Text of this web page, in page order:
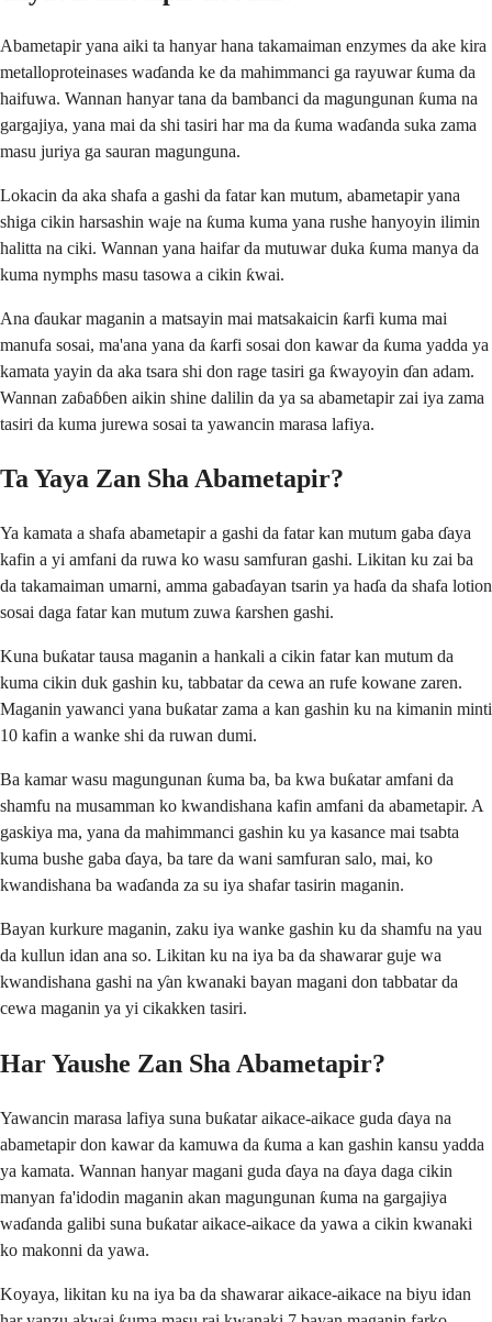
Abametapir yana aiki ta hanyar hana takamaiman enzymes da ake kira
metalloproteinases waɗanda ke da mahimmanci ga rayuwar ƙuma da
haifuwa. Wannan hanyar tana da bambanci da magungunan ƙuma na
gargajiya, yana mai da shi tasiri har ma da ƙuma waɗanda suka zama
masu juriya ga sauran magunguna.
Lokacin da aka shafa a gashi da fatar kan mutum, abametapir yana
shiga cikin harsashin waje na ƙuma kuma yana rushe hanyoyin ilimin
halitta na ciki. Wannan yana haifar da mutuwar duka ƙuma manya da
kuma nymphs masu tasowa a cikin ƙwai.
Ana ɗaukar maganin a matsayin mai matsakaicin ƙarfi kuma mai
manufa sosai, ma'ana yana da ƙarfi sosai don kawar da ƙuma yadda ya
kamata yayin da aka tsara shi don rage tasiri ga ƙwayoyin ɗan adam.
Wannan zaɓaɓɓen aikin shine dalilin da ya sa abametapir zai iya zama
tasiri da kuma jurewa sosai ta yawancin marasa lafiya.
Ta Yaya Zan Sha Abametapir?
Ya kamata a shafa abametapir a gashi da fatar kan mutum gaba ɗaya
kafin a yi amfani da ruwa ko wasu samfuran gashi. Likitan ku zai ba
da takamaiman umarni, amma gabaɗayan tsarin ya haɗa da shafa lotion
sosai daga fatar kan mutum zuwa ƙarshen gashi.
Kuna buƙatar tausa maganin a hankali a cikin fatar kan mutum da
kuma cikin duk gashin ku, tabbatar da cewa an rufe kowane zaren.
Maganin yawanci yana buƙatar zama a kan gashin ku na kimanin minti
10 kafin a wanke shi da ruwan dumi.
Ba kamar wasu magungunan ƙuma ba, ba kwa buƙatar amfani da
shamfu na musamman ko kwandishana kafin amfani da abametapir. A
gaskiya ma, yana da mahimmanci gashin ku ya kasance mai tsabta
kuma bushe gaba ɗaya, ba tare da wani samfuran salo, mai, ko
kwandishana ba waɗanda za su iya shafar tasirin maganin.
Bayan kurkure maganin, zaku iya wanke gashin ku da shamfu na yau
da kullun idan ana so. Likitan ku na iya ba da shawarar guje wa
kwandishana gashi na ƴan kwanaki bayan magani don tabbatar da
cewa maganin ya yi cikakken tasiri.
Har Yaushe Zan Sha Abametapir?
Yawancin marasa lafiya suna buƙatar aikace-aikace guda ɗaya na
abametapir don kawar da kamuwa da ƙuma a kan gashin kansu yadda
ya kamata. Wannan hanyar magani guda ɗaya na ɗaya daga cikin
manyan fa'idodin maganin akan magungunan ƙuma na gargajiya
waɗanda galibi suna buƙatar aikace-aikace da yawa a cikin kwanaki
ko makonni da yawa.
Koyaya, likitan ku na iya ba da shawarar aikace-aikace na biyu idan